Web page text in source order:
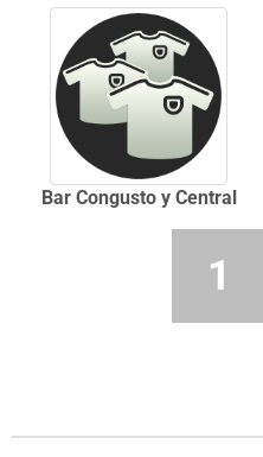
Bar Congusto y Central
1